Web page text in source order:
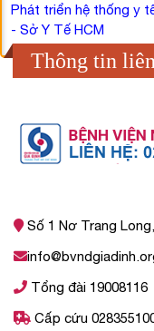
Phát triển hệ thống y
- Sở Y Tế HCM
Thông tin
Số 1 Nơ Trang
Tổng đài 19008116
Cấp cứu